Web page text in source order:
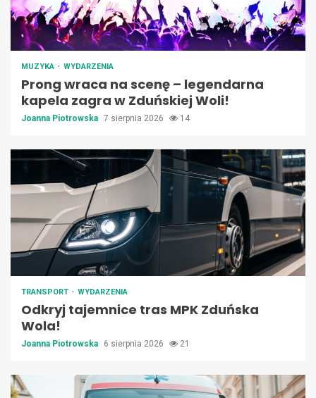
MUZYKA WYDARZENIA
Prong wraca na scenę – legendarna
kapela zagra w Zduńskiej Woli!
Joanna Piotrowska 7 sierpnia 2026 14
TRANSPORT WYDARZENIA
Odkryj tajemnice tras MPK Zduńska
Wola!
Joanna Piotrowska 6 sierpnia 2026 21